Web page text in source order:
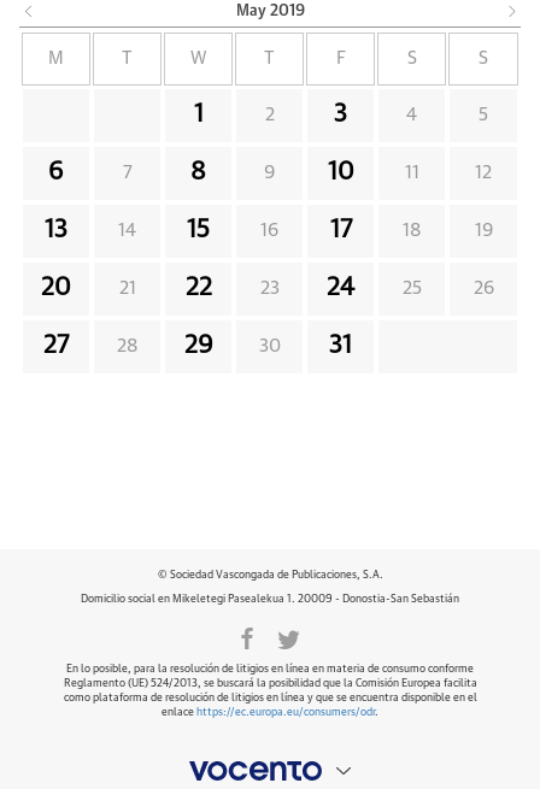
May 2019
M W F S S
1 2 3 4 5
6 7 8 9 10 11 12
13 14 15 16 17 18 19
20 21 22 23 24 25 26
27 28 29 30 31
© Sociedad Vascongada de Publicaciones, S.A.
Domicilio social en Mikeletegi Pasealekua 1. 20009 - Donostia-San Sebastián
En lo posible, para la resolución de litigios en línea en materia de consumo conforme
Reglamento (UE) 524/2013, se buscará la posibilidad que la Comisión Europea facilita
como plataforma de resolución de litigios en línea y que se encuentra disponible en el
enlace https://ec.europa.eu/consumers/odr.